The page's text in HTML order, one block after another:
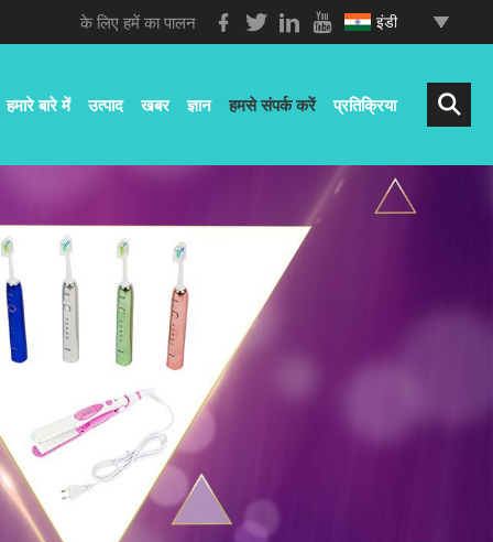
के लिए हमें का पालन इंडी
हमारे बारे में उत्पाद खबर ज्ञान हमसे संपर्क करें प्रतिक्रिया